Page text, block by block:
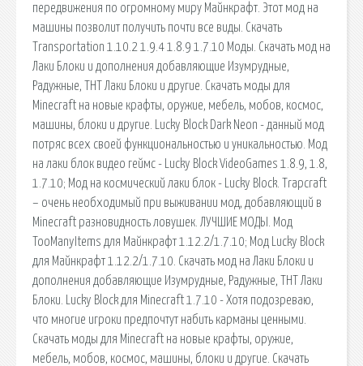
передвижения по огромному миру Майнкрафт. Этот мод на
машины позволит получить почти все виды. Скачать
Transportation 1.10.2 1.9.4 1.8.9 1.7.10 Моды. Скачать мод на
Лаки Блоки и дополнения добавляющие Изумрудные,
Радужные, ТНТ Лаки Блоки и другие. Скачать моды для
Minecraft на новые крафты, оружие, мебель, мобов, космос,
машины, блоки и другие. Lucky Block Dark Neon - данный мод
потряс всех своей функциональностью и уникальностью. Мод
на лаки блок видео геймс - Lucky Block VideoGames 1.8.9, 1.8,
1.7.10; Мод на космический лаки блок - Lucky Block. Trapcraft
– очень необходимый при выживании мод, добавляющий в
Minecraft разновидность ловушек. ЛУЧШИЕ МОДЫ. Мод
TooManyItems для Майнкрафт 1.12.2/1.7.10; Мод Lucky Block
для Майнкрафт 1.12.2/1.7.10. Скачать мод на Лаки Блоки и
дополнения добавляющие Изумрудные, Радужные, ТНТ Лаки
Блоки. Lucky Block для Minecraft 1.7.10 - Хотя подозреваю,
что многие игроки предпочтут набить карманы ценными.
Скачать моды для Minecraft на новые крафты, оружие,
мебель, мобов, космос, машины, блоки и другие. Скачать